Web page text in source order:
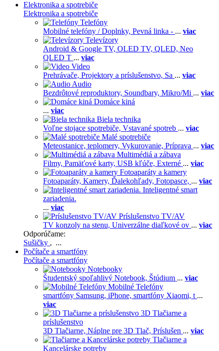
Elektronika a spotrebiče
Elektronika a spotrebiče
Telefóny
Mobilné telefóny / Doplnky, Pevná linka - ... viac
Televízory
Android & Google TV, OLED TV, QLED, Neo
QLED T ... viac
Video
Prehrávače, Projektory a príslušenstvo, Sa ... viac
Audio
Bezdrôtové reproduktory, Soundbary, Mikro/Mi ... viac
Domáce kiná
... viac
Biela technika
Voľne stojace spotrebiče, Vstavané spotreb ... viac
Malé spotrebiče
Meteostanice, teplomery, Vykurovanie, Príprava ... viac
Multimédiá a zábava
Filmy, Pamäťové karty, USB kľúče, Externé ... viac
Fotoaparáty a kamery
Fotoaparáty, Kamery, Ďalekohľady, Fotopasce, ... viac
Inteligentné smart
zariadenia.
... viac
Príslušenstvo TV/AV
TV konzoly na stenu, Univerzálne diaľkové ov ... viac
Odporúčame:
Sušičky , ...
Počítače a smartfóny
Počítače a smartfóny
Notebooky
Študentský spoľahlivý Notebook, Štúdium ... viac
Mobilné Telefóny
smartfóny Samsung, iPhone, smartfóny Xiaomi, t ...
viac
3D Tlačiarne a
príslušenstvo
3D Tlačiarne, Náplne pre 3D Tlač, Príslušen ... viac
Tlačiarne a
Kancelárske potreby